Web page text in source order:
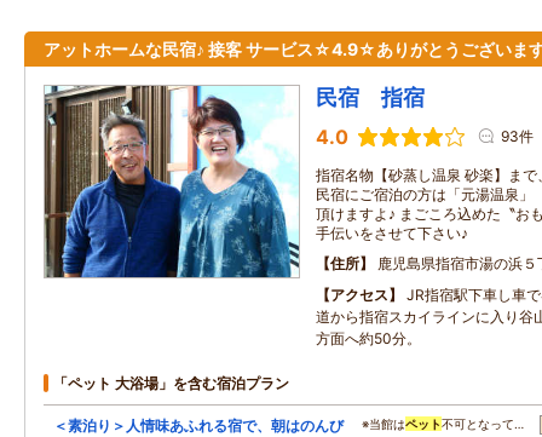
アットホームな民宿♪ 接客 サービス☆4.9☆ありがとうございま
民宿 指宿
4.0 93件
指宿名物【砂蒸し温泉 砂楽】ま
民宿にご宿泊の方は「元湯温泉」
頂けますよ♪ まごころ込めた〝お
手伝いをさせて下さい♪
住所
鹿児島県指宿市湯の浜５
アクセス
JR指宿駅下車し車
道から指宿スカイラインに入り谷
方面へ約50分。
「ペット 大浴場」を含む宿泊プラン
＜素泊り＞人情味あふれる宿で、朝はのんび
※当館はペット不可となって…